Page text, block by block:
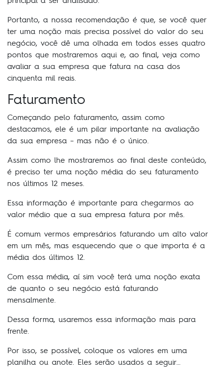
Portanto, a nossa recomendação é que, se você quer
ter uma noção mais precisa possível do valor do seu
negócio, você dê uma olhada em todos esses quatro
pontos que mostraremos aqui e, ao final, veja como
avaliar a sua empresa que fatura na casa dos
cinquenta mil reais.
Faturamento
Começando pelo faturamento, assim como
destacamos, ele é um pilar importante na avaliação
da sua empresa – mas não é o único.
Assim como lhe mostraremos ao final deste conteúdo,
é preciso ter uma noção média do seu faturamento
nos últimos 12 meses.
Essa informação é importante para chegarmos ao
valor médio que a sua empresa fatura por mês.
É comum vermos empresários faturando um alto valor
em um mês, mas esquecendo que o que importa é a
média dos últimos 12.
Com essa média, aí sim você terá uma noção exata
de quanto o seu negócio está faturando
mensalmente.
Dessa forma, usaremos essa informação mais para
frente.
Por isso, se possível, coloque os valores em uma
planilha ou anote. Eles serão usados a seguir…